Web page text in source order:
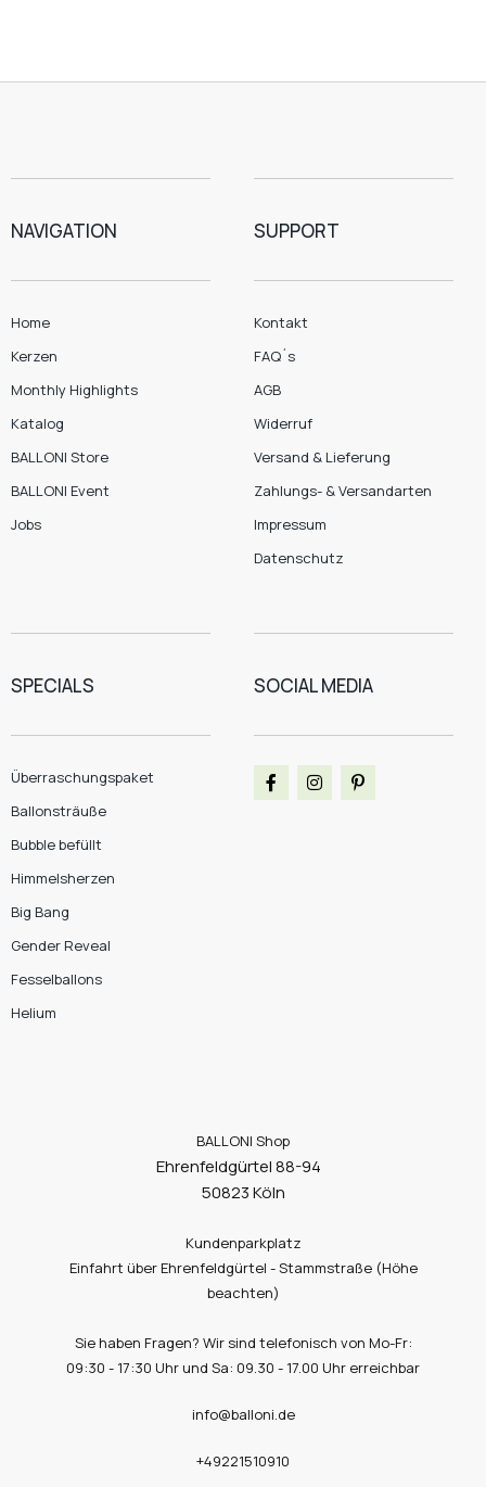
NAVIGATION
Home
Kerzen
Monthly Highlights
Katalog
BALLONI Store
BALLONI Event
Jobs
SUPPORT
Kontakt
FAQ´s
AGB
Widerruf
Versand & Lieferung
Zahlungs- & Versandarten
Impressum
Datenschutz
SPECIALS
Überraschungspaket
Ballonsträuße
Bubble befüllt
Himmelsherzen
Big Bang
Gender Reveal
Fesselballons
Helium
SOCIAL MEDIA
BALLONI Shop
Ehrenfeldgürtel 88-94
50823 Köln
Kundenparkplatz
Einfahrt über Ehrenfeldgürtel - Stammstraße (Höhe
beachten)
Sie haben Fragen? Wir sind telefonisch von Mo-Fr:
09:30 - 17:30 Uhr und Sa: 09.30 - 17.00 Uhr erreichbar
info@balloni.de
+49221510910